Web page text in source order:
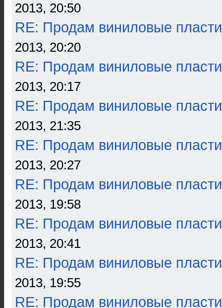
2013, 20:50
RE: Продам виниловые
2013, 20:20
RE: Продам виниловые
2013, 20:17
RE: Продам виниловые
2013, 21:35
RE: Продам виниловые
2013, 20:27
RE: Продам виниловые
2013, 19:58
RE: Продам виниловые
2013, 20:41
RE: Продам виниловые
2013, 19:55
RE: Продам виниловые